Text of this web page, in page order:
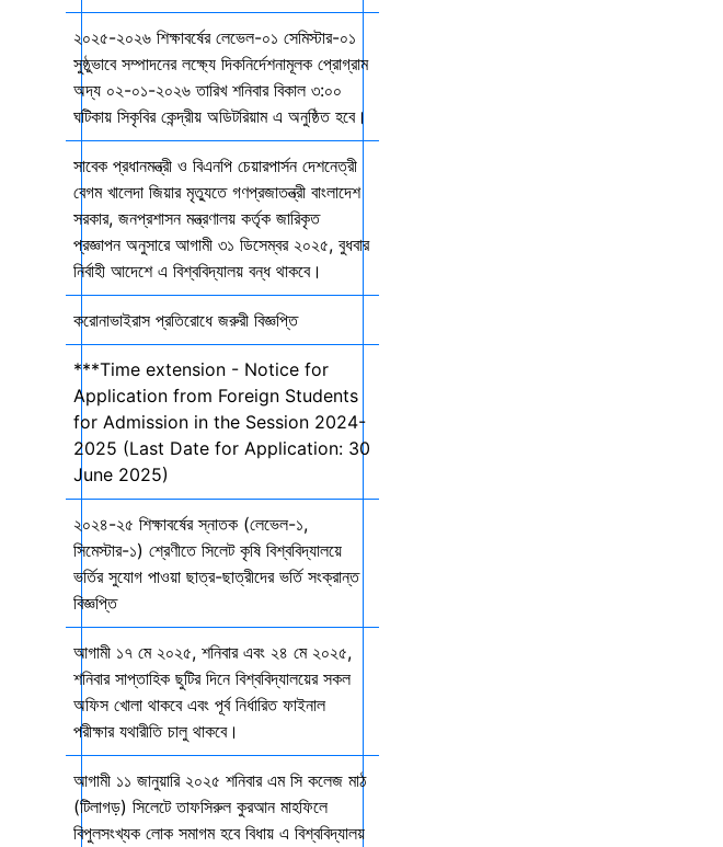
২০২৫-২০২৬ শিক্ষাবর্ষের লেভেল-০১ সেমিস্টার-০১
সুষ্ঠুভাবে সম্পাদনের লক্ষ্যে দিকনির্দেশনামূলক প্রোগ্রাম
অদ্য ০২-০১-২০২৬ তারিখ শনিবার বিকাল ৩:০০
ঘটিকায় সিকৃবির কেন্দ্রীয় অডিটরিয়াম এ অনুষ্ঠিত হবে।
সাবেক প্রধানমন্ত্রী ও বিএনপি চেয়ারপার্সন দেশনেত্রী
বেগম খালেদা জিয়ার মৃত্যুতে গণপ্রজাতন্ত্রী বাংলাদেশ
সরকার, জনপ্রশাসন মন্ত্রণালয় কর্তৃক জারিকৃত
প্রজ্ঞাপন অনুসারে আগামী ৩১ ডিসেম্বর ২০২৫, বুধবার
নির্বাহী আদেশে এ বিশ্ববিদ্যালয় বন্ধ থাকবে।
করোনাভাইরাস প্রতিরোধে জরুরী বিজ্ঞপ্তি
***Time extension - Notice for
Application from Foreign Students
for Admission in the Session 2024-
2025 (Last Date for Application: 30
June 2025)
২০২৪-২৫ শিক্ষাবর্ষের স্নাতক (লেভেল-১,
সিমেস্টার-১) শ্রেণীতে সিলেট কৃষি বিশ্ববিদ্যালয়ে
ভর্তির সুযোগ পাওয়া ছাত্র-ছাত্রীদের ভর্তি সংক্রান্ত
বিজ্ঞপ্তি
আগামী ১৭ মে ২০২৫, শনিবার এবং ২৪ মে ২০২৫,
শনিবার সাপ্তাহিক ছুটির দিনে বিশ্ববিদ্যালয়ের সকল
অফিস খোলা থাকবে এবং পূর্ব নির্ধারিত ফাইনাল
পরীক্ষার যথারীতি চালু থাকবে।
আগামী ১১ জানুয়ারি ২০২৫ শনিবার এম সি কলেজ মাঠ
(টিলাগড়) সিলেটে তাফসিরুল কুরআন মাহফিলে
বিপুলসংখ্যক লোক সমাগম হবে বিধায় এ বিশ্ববিদ্যালয়